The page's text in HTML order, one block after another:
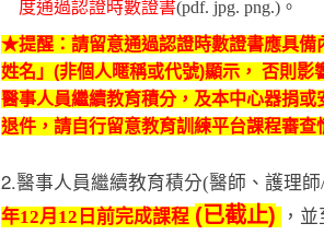
度通過認證時數證書(pdf. jpg. png.)。
★提醒：請留意通過認證時數證書應具備
姓名」(非個人暱稱或代號)顯示， 否則
醫事人員繼續教育積分，及本中心器捐
退件，請自行留意教育訓練平台課程審查
2.醫事人員繼續教育積分(醫師、護理師
年12月 12 日前完成課程 (已截止) ，